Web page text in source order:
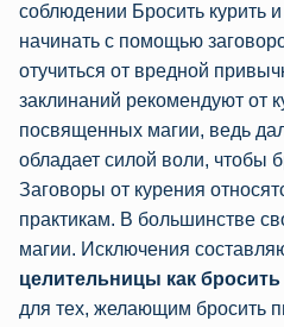
соблюдении Бросить курить
начинать с помощью
отучиться от вредной
заклинаний рекомендуют от
посвященных магии, ведь
обладает силой воли, чтобы
Заговоры от курения
практикам. В большинстве
магии. Исключения
целительницы как бросить
для тех, желающим бросить